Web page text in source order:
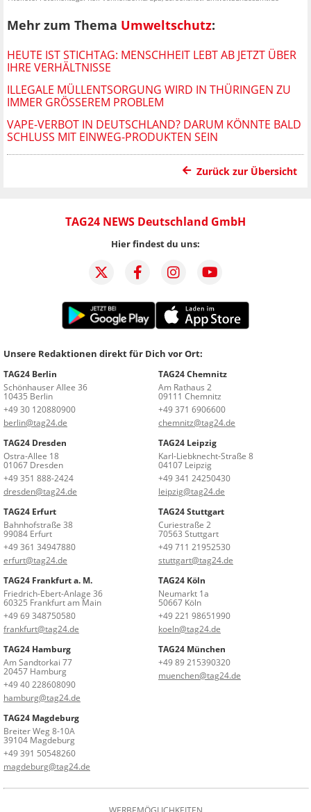
Mehr zum Thema Umweltschutz:
HEUTE IST STICHTAG: MENSCHHEIT LEBT AB JETZT ÜBER
IHRE VERHÄLTNISSE
ILLEGALE MÜLLENTSORGUNG WIRD IN THÜRINGEN ZU
IMMER GRÖSSEREM PROBLEM
VAPE-VERBOT IN DEUTSCHLAND? DARUM KÖNNTE BALD
SCHLUSS MIT EINWEG-PRODUKTEN SEIN
Zurück zur Übersicht
TAG24 NEWS Deutschland GmbH
Hier findest du uns:
Unsere Redaktionen direkt für Dich vor Ort:
TAG24 Berlin
Schönhauser Allee 36
10435 Berlin
+49 30 120880900
berlin@tag24.de
TAG24 Chemnitz
Am Rathaus 2
09111 Chemnitz
+49 371 6906600
chemnitz@tag24.de
TAG24 Dresden
Ostra-Allee 18
01067 Dresden
+49 351 888-2424
dresden@tag24.de
TAG24 Leipzig
Karl-Liebknecht-Straße 8
04107 Leipzig
+49 341 24250430
leipzig@tag24.de
TAG24 Erfurt
Bahnhofstraße 38
99084 Erfurt
+49 361 34947880
erfurt@tag24.de
TAG24 Stuttgart
Curiestraße 2
70563 Stuttgart
+49 711 21952530
stuttgart@tag24.de
TAG24 Frankfurt a. M.
Friedrich-Ebert-Anlage 36
60325 Frankfurt am Main
+49 69 348750580
frankfurt@tag24.de
TAG24 Köln
Neumarkt 1a
50667 Köln
+49 221 98651990
koeln@tag24.de
TAG24 Hamburg
Am Sandtorkai 77
20457 Hamburg
+49 40 228608090
hamburg@tag24.de
TAG24 München
+49 89 215390320
muenchen@tag24.de
TAG24 Magdeburg
Breiter Weg 8-10A
39104 Magdeburg
+49 391 50548260
magdeburg@tag24.de